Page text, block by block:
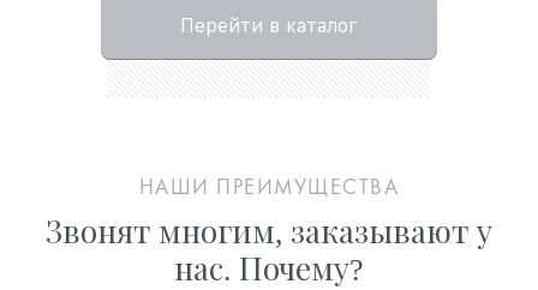
Перейти в каталог
НАШИ ПРЕИМУЩЕСТВА
Звонят многим, заказывают у
нас. Почему?